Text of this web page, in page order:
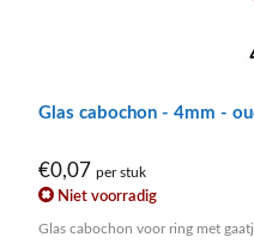
Glas cabochon - 4mm -
€0,07 per stuk
Niet voorradig
Glas cabochon voor ring met